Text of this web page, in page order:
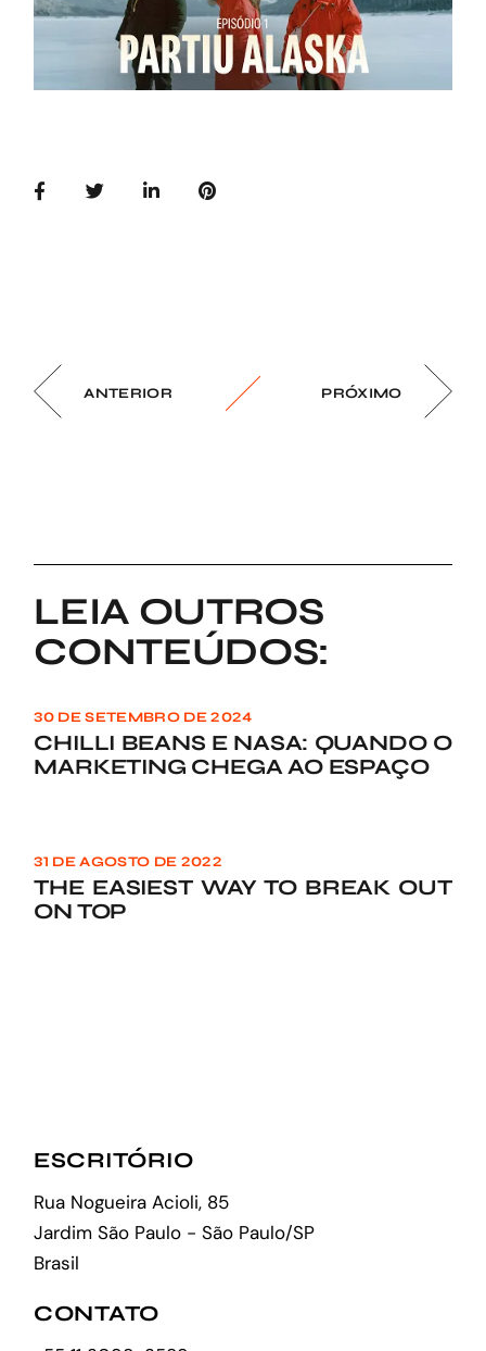
ANTERIOR PRÓXIMO
LEIA OUTROS
CONTEÚDOS:
30 DE SETEMBRO DE 2024
CHILLI BEANS E NASA: QUANDO O
MARKETING CHEGA AO ESPAÇO
31 DE AGOSTO DE 2022
THE EASIEST WAY TO BREAK OUT
ON TOP
ESCRITÓRIO
Rua Nogueira Acioli, 85
Jardim São Paulo - São Paulo/SP
Brasil
CONTATO